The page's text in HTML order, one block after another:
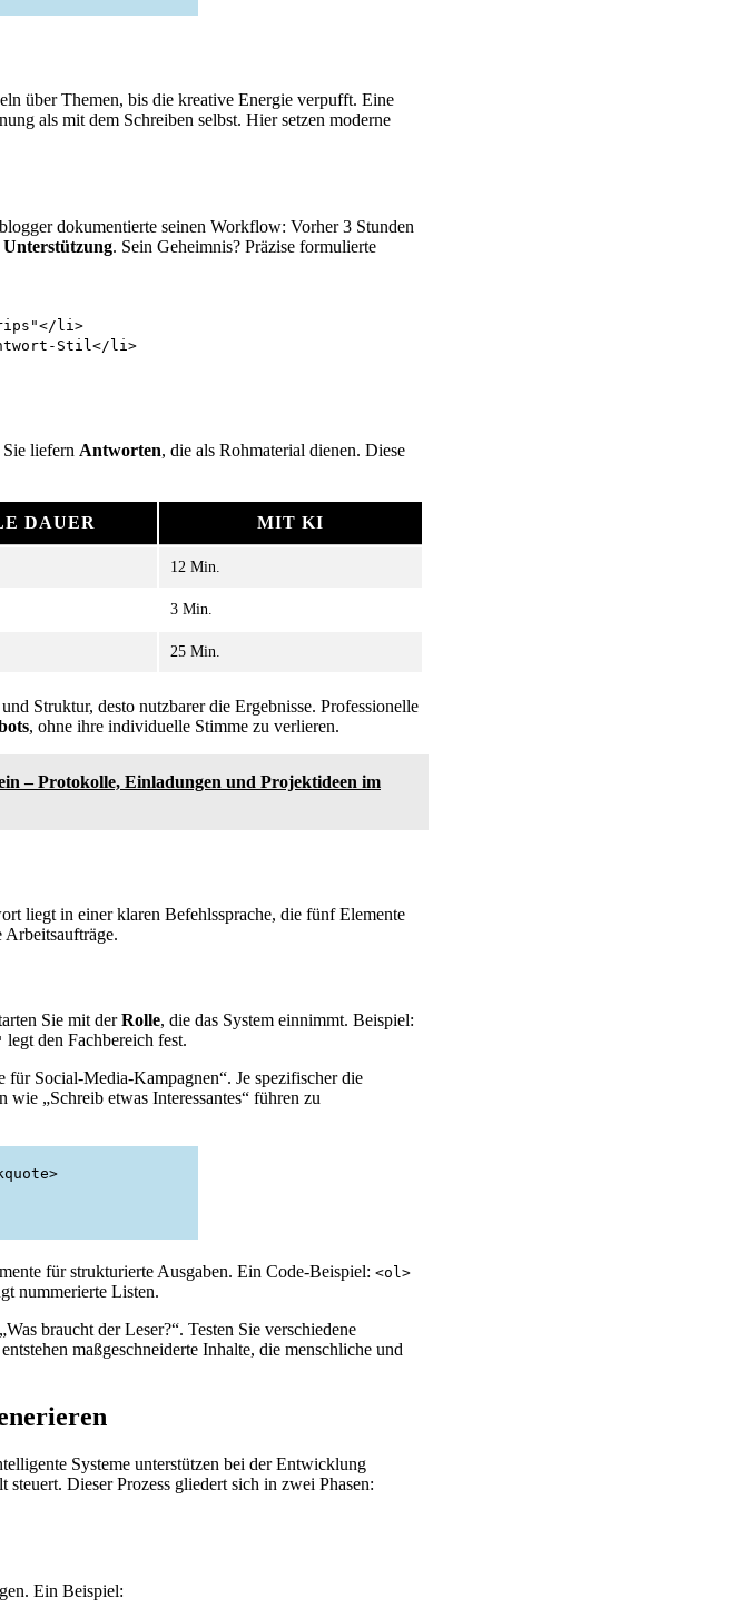
über Themen, bis die kreative Energie verpufft. Eine
als mit dem Schreiben selbst. Hier setzen moderne
dokumentierte seinen Workflow: Vorher 3 Stunden
Unterstützung. Sein Geheimnis? Präzise formulierte
li>
Stil</li>
liefern Antworten, die als Rohmaterial dienen. Diese
DAUER MIT KI
12 Min.
3 Min.
25 Min.
und Struktur, desto nutzbarer die Ergebnisse. Professionelle
, ohne ihre individuelle Stimme zu verlieren.
– Protokolle, Einladungen und Projektideen im
liegt in einer klaren Befehlssprache, die fünf Elemente
Sie mit derRolle, die das System einnimmt. Beispiel:
legt den Fachbereich fest.
für Social-Media-Kampagnen“. Je spezifischer die
„Schreib etwas Interessantes“ führen zu
für strukturierte Ausgaben. Ein Code-Beispiel: <ol>
nummerierte Listen.
braucht der Leser?“. Testen Sie verschiedene
maßgeschneiderte Inhalte, die menschliche und
Systeme unterstützen bei der Entwicklung
Dieser Prozess gliedert sich in zwei Phasen:
Ein Beispiel: